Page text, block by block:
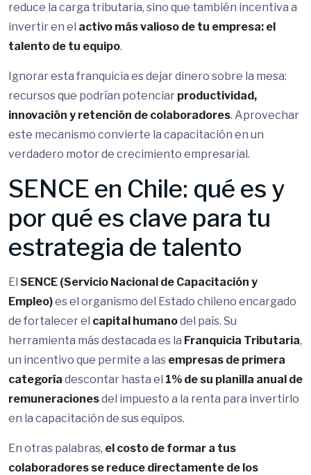
reduce la carga tributaria, sino que también incentiva a
invertir en el activo más valioso de tu empresa: el
talento de tu equipo.
Ignorar esta franquicia es dejar dinero sobre la mesa:
recursos que podrían potenciar productividad,
innovación y retención de colaboradores. Aprovechar
este mecanismo convierte la capacitación en un
verdadero motor de crecimiento empresarial.
SENCE en Chile: qué es y
por qué es clave para tu
estrategia de talento
El SENCE (Servicio Nacional de Capacitación y
Empleo)es el organismo del Estado chileno encargado
de fortalecer el capital humanodel país. Su
herramienta más destacada es la Franquicia Tributaria,
un incentivo que permite a las empresas de primera
categoría descontar hasta el 1% de su planilla anual de
remuneracionesdel impuesto a la renta para invertirlo
en la capacitación de sus equipos.
En otras palabras, el costo de formar a tus
colaboradores se reduce directamente de los